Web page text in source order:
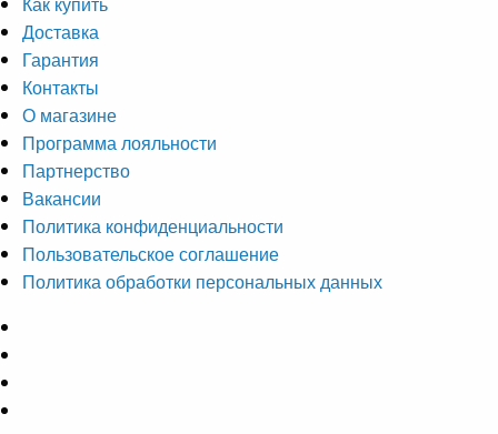
Доставка
Гарантия
Контакты
О магазине
Программа лояльности
Партнерство
Вакансии
Политика конфиденциальности
Пользовательское соглашение
Политика обработки персональных данных